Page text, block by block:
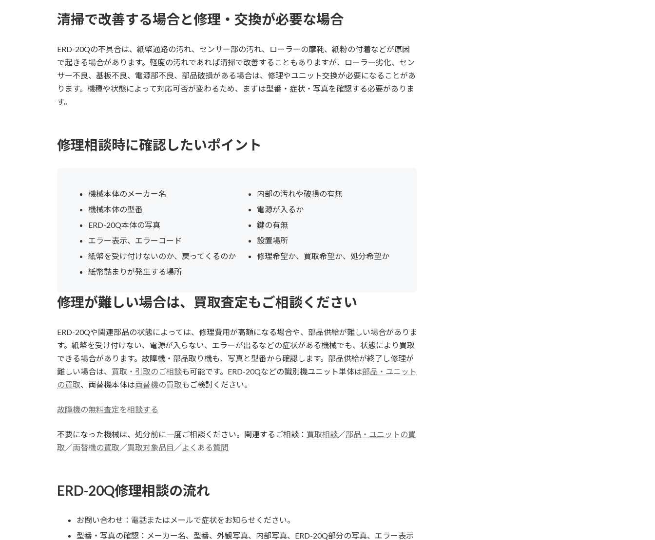
清掃で改善する場合と修理・交換が必要な場合
ERD-20Qの不具合は、紙幣通路の汚れ、センサー部の汚れ、ローラーの摩耗、紙粉の付着などが原因
で起きる場合があります。軽度の汚れであれば清掃で改善することもありますが、ローラー劣化、セン
サー不良、基板不良、電源部不良、部品破損がある場合は、修理やユニット交換が必要になることがあ
ります。機種や状態によって対応可否が変わるため、まずは型番・症状・写真を確認する必要がありま
す。
修理相談時に確認したいポイント
機械本体のメーカー名
機械本体の型番
ERD-20Q本体の写真
エラー表示、エラーコード
紙幣を受け付けないのか、戻ってくるのか
紙幣詰まりが発生する場所
内部の汚れや破損の有無
電源が入るか
鍵の有無
設置場所
修理希望か、買取希望か、処分希望か
修理が難しい場合は、買取査定もご相談ください
ERD-20Qや関連部品の状態によっては、修理費用が高額になる場合や、部品供給が難しい場合がありま
す。紙幣を受け付けない、電源が入らない、エラーが出るなどの症状がある機械でも、状態により買取
できる場合があります。故障機・部品取り機も、写真と型番から確認します。部品供給が終了し修理が
難しい場合は、
買取・引取のご相談も可能です。ERD-20Qなどの識別機ユニット単体は部品・ユニット
の買取、両替機本体は両替機の買取もご検討ください。
故障機の無料査定を相談する
不要になった機械は、処分前に一度ご相談ください。関連するご相談： 買取相談／部品・ユニットの買
取 ／両替機の買取 ／買取対象品目 ／よくある質問
ERD-20Q修理相談の流れ
お問い合わせ：電話またはメールで症状をお知らせください。
型番・写真の確認：メーカー名、型番、外観写真、内部写真、ERD-20Q部分の写真、エラー表示